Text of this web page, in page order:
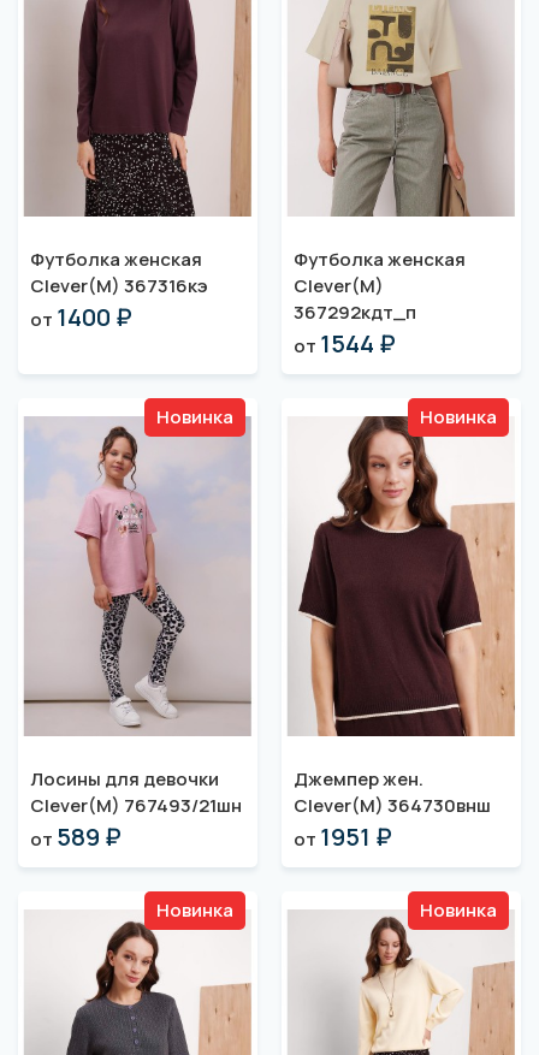
Футболка женская
Clever(M) 367316кэ
от 1400 ₽
Футболка женская
Clever(M)
367292кдт_п
от 1544 ₽
Новинка
Лосины для девочки
Clever(M) 767493/21шн
от 589 ₽
Новинка
Джемпер жен.
Clever(M) 364730внш
от 1951 ₽
Новинка Новинка